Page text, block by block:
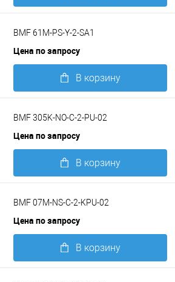
BMF 61M-PS-Y-2-SA1
Цена по запросу
В корзину
BMF 305K-NO-C-2-PU-02
Цена по запросу
В корзину
BMF 07M-NS-C-2-KPU-02
Цена по запросу
В корзину